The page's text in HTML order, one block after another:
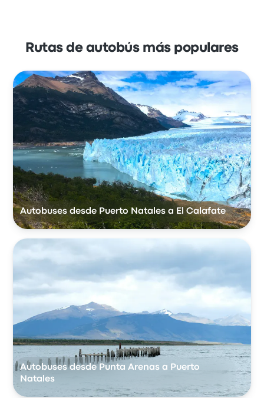
Rutas de autobús más populares
Autobuses desde Puerto Natales a El Calafate
Autobuses desde Punta Arenas a Puerto
Natales